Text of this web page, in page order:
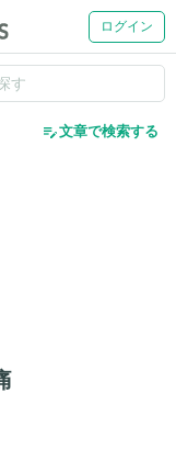
ログイン
edit_note文章で検索する